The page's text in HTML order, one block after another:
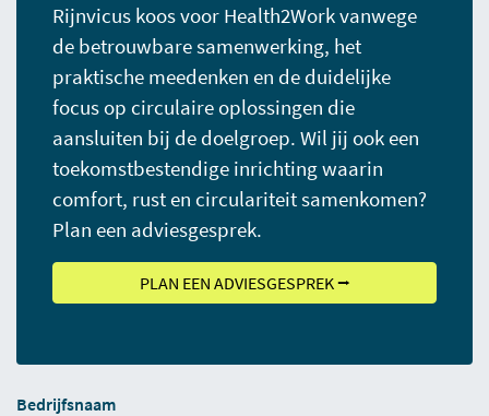
Rijnvicus koos voor Health2Work vanwege
de betrouwbare samenwerking, het
praktische meedenken en de duidelijke
focus op circulaire oplossingen die
aansluiten bij de doelgroep. Wil jij ook een
toekomstbestendige inrichting waarin
comfort, rust en circulariteit samenkomen?
Plan een adviesgesprek.
PLAN EEN ADVIESGESPREK ⭢
Bedrijfsnaam